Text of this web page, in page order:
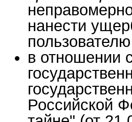
нанести
в отношении
Российской